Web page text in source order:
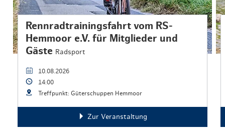
Rennradtrainingsfahrt vom RS-
Hemmoor e.V. für Mitglieder und
Gäste Radsport
10.08.2026
14:00
Treffpunkt: Güterschuppen Hemmoor
Zur Veranstaltung